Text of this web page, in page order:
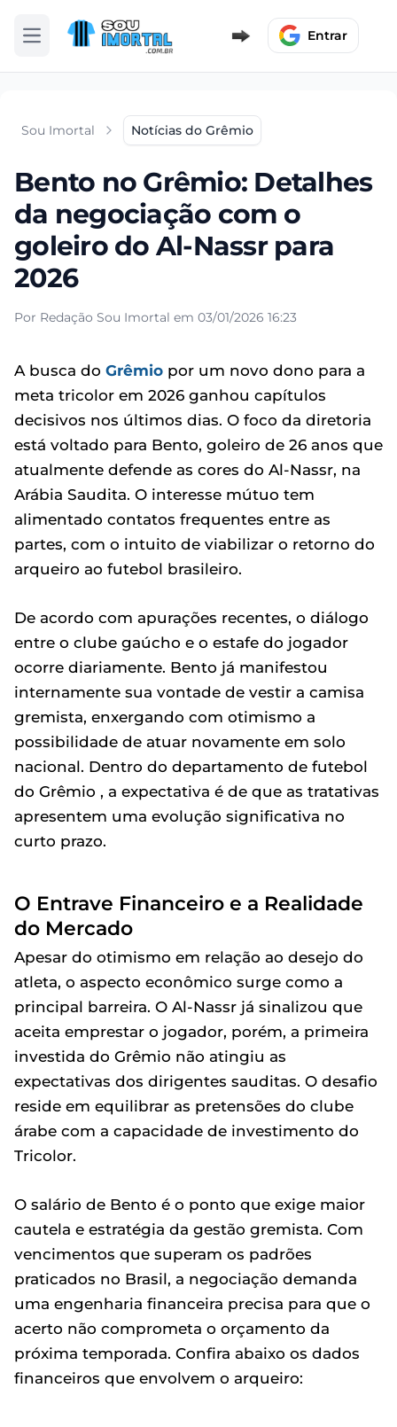
Abrir menu Entrar
Sou Imortal Notícias do Grêmio
Bento no Grêmio: Detalhes
da negociação com o
goleiro do Al-Nassr para
2026
Por Redação Sou Imortal em 03/01/2026 16:23
A busca do Grêmio por um novo dono para a
meta tricolor em 2026 ganhou capítulos
decisivos nos últimos dias. O foco da diretoria
está voltado para Bento, goleiro de 26 anos que
atualmente defende as cores do Al-Nassr, na
Arábia Saudita. O interesse mútuo tem
alimentado contatos frequentes entre as
partes, com o intuito de viabilizar o retorno do
arqueiro ao futebol brasileiro.
De acordo com apurações recentes, o diálogo
entre o clube gaúcho e o estafe do jogador
ocorre diariamente. Bento já manifestou
internamente sua vontade de vestir a camisa
gremista, enxergando com otimismo a
possibilidade de atuar novamente em solo
nacional. Dentro do departamento de futebol
do Grêmio , a expectativa é de que as tratativas
apresentem uma evolução significativa no
curto prazo.
O Entrave Financeiro e a Realidade
do Mercado
Apesar do otimismo em relação ao desejo do
atleta, o aspecto econômico surge como a
principal barreira. O Al-Nassr já sinalizou que
aceita emprestar o jogador, porém, a primeira
investida do Grêmio não atingiu as
expectativas dos dirigentes sauditas. O desafio
reside em equilibrar as pretensões do clube
árabe com a capacidade de investimento do
Tricolor.
O salário de Bento é o ponto que exige maior
cautela e estratégia da gestão gremista. Com
vencimentos que superam os padrões
praticados no Brasil, a negociação demanda
uma engenharia financeira precisa para que o
acerto não comprometa o orçamento da
próxima temporada. Confira abaixo os dados
financeiros que envolvem o arqueiro: